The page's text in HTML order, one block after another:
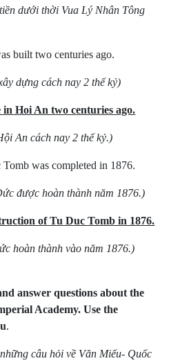
dưới thời Vua Lý Nhân Tông
built two centuries ago.
dựng cách nay 2 thế kỷ)
Hoi An two centuries ago.
An cách nay 2 thế kỷ.)
was completed in 1876.
được hoàn thành năm 1876.)
of Tu Duc Tomb in 1876.
hoàn thành vào năm 1876.)
answer questions about the
Academy. Use the
.
câu hỏi về Văn Miếu- Quốc